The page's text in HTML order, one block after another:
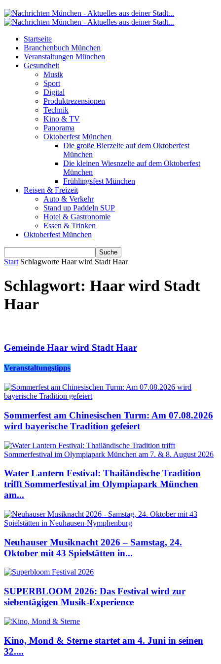
Startseite
Branchenbuch München
Veranstaltungen München
Gesundheit
Musik
Sport
Digital
Produktrezensionen
Technik
Kino & TV
Panorama
Oktoberfest München
Die große Bierzelte auf dem Oktoberfest
München
Die kleinen Wiesnzelte auf dem Oktoberfest
München
Frühlingsfest München
Reisen & Freizeit
Auto & Verkehr
Stand up Paddeln SUP
Hotel & Gastronomie
Essen & Trinken
Oktoberfest München
Start Schlagworte Haar wird Stadt Haar
Schlagwort: Haar wird Stadt
Haar
Gemeinde Haar wird Stadt Haar
Veranstaltungstipps
Sommerfest am Chinesischen Turm: Am 07.08.2026
wird bayerische Tradition gefeiert
Water Lantern Festival: Thailändische Tradition
trifft Sommerfestival im Olympiapark München
am...
Neuhauser Musiknacht 2026 – Samstag, 24.
Oktober mit 43 Spielstätten in...
SUPERBLOOM 2026: Das Festival wird zur
siebentägigen Musik-Experience
Kino, Mond & Sterne startet am 4. Juni in seinen
32....